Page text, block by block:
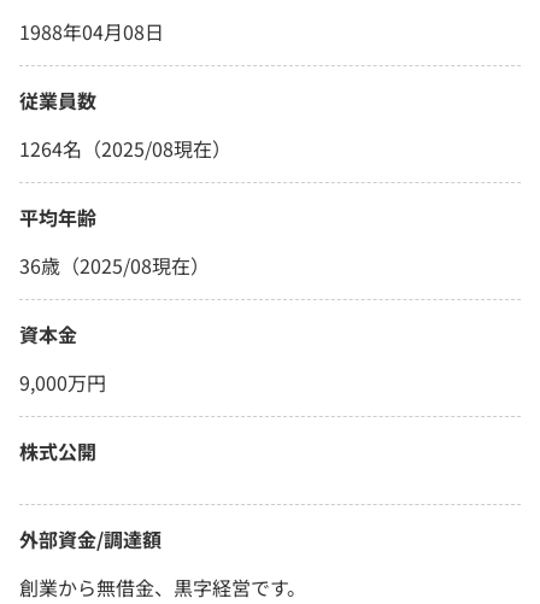
1988年04月08日
従業員数
1264名（2025/08現在）
平均年齢
36歳（2025/08現在）
資本金
9,000万円
株式公開
外部資金/調達額
創業から無借金、黒字経営です。